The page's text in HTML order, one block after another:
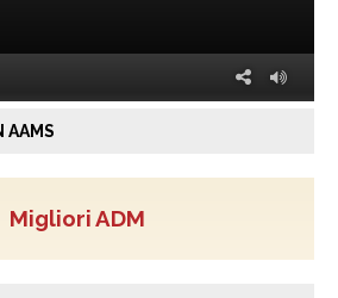
AAMS
Migliori ADM